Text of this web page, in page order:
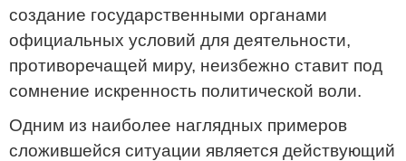
создание государственными органами
официальных условий для деятельности,
противоречащей миру, неизбежно ставит под
сомнение искренность политической воли.
Одним из наиболее наглядных примеров
сложившейся ситуации является действующий